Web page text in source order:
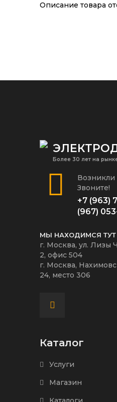
Описание товара
Более 30 лет на
Возникли
Звоните!
+7 (963)
(967)
МЫ НАХОДИМСЯ ТУТ
г. Москва, ул. Лизы
2, офис 504
г. Москва,
24, место 306
Каталог
Услуги
Магазин